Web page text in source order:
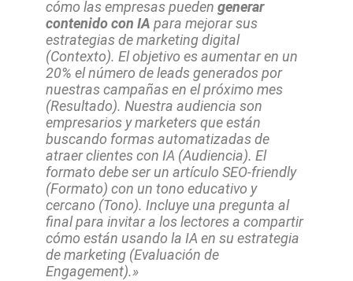
cómo las empresas pueden generar
contenido con IA para mejorar sus
estrategias de marketing digital
(Contexto). El objetivo es aumentar en un
20% el número de leads generados por
nuestras campañas en el próximo mes
(Resultado). Nuestra audiencia son
empresarios y marketers que están
buscando formas automatizadas de
atraer clientes con IA (Audiencia). El
formato debe ser un artículo SEO-friendly
(Formato) con un tono educativo y
cercano (Tono). Incluye una pregunta al
final para invitar a los lectores a compartir
cómo están usando la IA en su estrategia
de marketing (Evaluación de
Engagement).»